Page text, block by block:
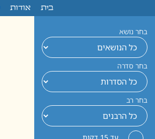
בית אודות
בחר נושא
בחר סדרה
בחר רב
עד 15 דקות